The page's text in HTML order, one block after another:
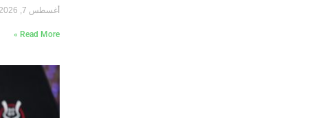
أغسطس 7, 2026
Read More »